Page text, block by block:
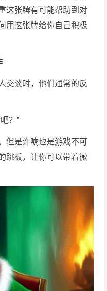
这张牌有可能帮助到对
用这张牌给你自己积极
交谈时，他们通常的反
？”
但是诈唬也是游戏不可
跳板，让你可以带着微